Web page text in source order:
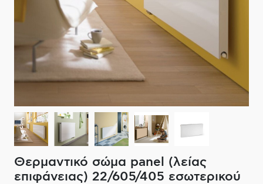
ΔΙΑΚΟΠΤΙΚΟ ΥΛΙΚΟ
ΕΞΟΠΛΙΣΜΟΣ ΘΕΡΜΑΝΣΗΣ
ΗΛΕΚΤΡΙΚΗ ΘΕΡΜΑΝΣΗ
ΦΙΛΤΡΑ ΜΠΑΝΙΟΥ
ΚΑΝΑΤΕΣ-ΠΑΓΟΥΡΙΑ ΦΙΛΤΡΟΥ
ΚΑΘΡΕΠΤΕΣ
ΚΑΜΠΙΝΕΣ
ΑΞΕΣΟΥΑΡ
ΣΤΗΛΕΣ - ΥΔΡΟΜΑΣΑΖ
ΚΑΖΑΝΑΚΙΑ
ΚΑΝΑΛΙΑ ΝΤΟΥΖΙΕΡΑΣ
Θερμαντικό σώμα panel (λείας
επιφάνειας) 22/605/405 εσωτερικού